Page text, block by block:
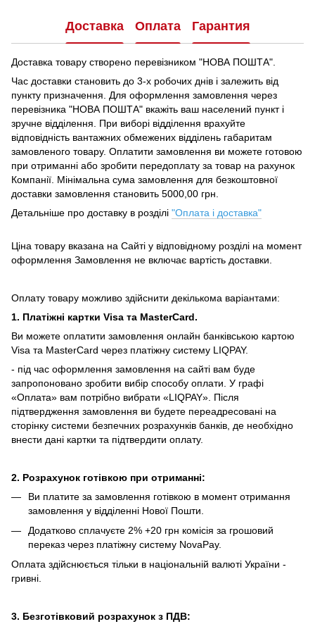
Доставка Оплата Гарантия
Доставка товару створено перевізником "НОВА ПОШТА".
Час доставки становить до 3-х робочих днів і залежить від
пункту призначення. Для оформлення замовлення через
перевізника "НОВА ПОШТА" вкажіть ваш населений пункт і
зручне відділення.
При виборі відділення врахуйте
відповідність вантажних обмежених відділень габаритам
замовленого товару. Оплатити замовлення ви можете готовою
при отриманні або зробити передоплату за товар на рахунок
Компанії. Мінімальна сума замовлення для безкоштовної
доставки замовлення становить 5000,00 грн.
Детальніше про доставку в розділі "Оплата і доставка"
Ціна товару вказана на Сайті у відповідному розділі на момент
оформлення Замовлення не включає вартість доставки.
Оплату товару можливо здійснити декількома варіантами:
1. Платіжні картки Visa та MasterCard.
Ви можете оплатити замовлення онлайн банківською картою
Visa та MasterCard через платіжну систему LIQPAY.
- під час оформлення замовлення на сайті вам буде
запропоновано зробити вибір способу оплати. У графі
«Оплата» вам потрібно вибрати «LIQPAY». Після
підтвердження замовлення ви будете переадресовані на
сторінку системи безпечних розрахунків банків, де необхідно
внести дані картки та підтвердити оплату.
2. Розрахунок готівкою при отриманні:
Ви платите за замовлення готівкою в момент отримання
замовлення у відділенні Нової Пошти.
Додатково сплачуєте 2% +20 грн комісія за грошовий
переказ через платіжну систему NovaPay.
Оплата здійснюється тільки в національній валюті України -
гривні.
3. Безготівковий розрахунок з ПДВ: